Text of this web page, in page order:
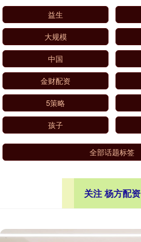
益生
大规模
中国
金财配资
5策略
孩子
全部话题标签
关注 杨方配资